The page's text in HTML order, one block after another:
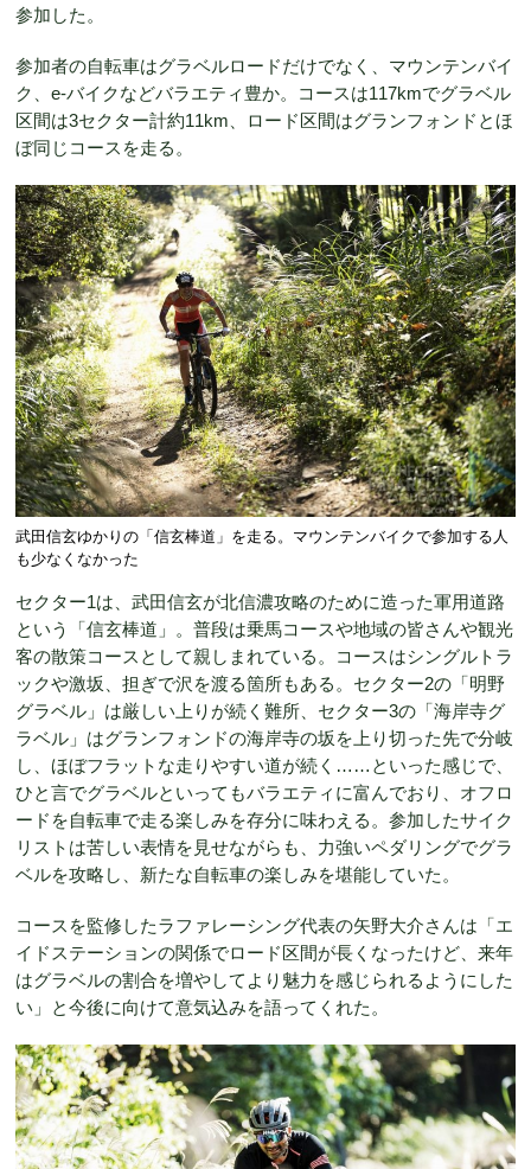
参加した。
参加者の自転車はグラベルロードだけでなく、マウンテンバイ
ク、e-バイクなどバラエティ豊か。コースは117kmでグラベル
区間は3セクター計約11km、ロード区間はグランフォンドとほ
ぼ同じコースを走る。
武田信玄ゆかりの「信玄棒道」を走る。マウンテンバイクで参加する人
も少なくなかった
セクター1は、武田信玄が北信濃攻略のために造った軍用道路
という「信玄棒道」。普段は乗馬コースや地域の皆さんや観光
客の散策コースとして親しまれている。コースはシングルトラ
ックや激坂、担ぎで沢を渡る箇所もある。セクター2の「明野
グラベル」は厳しい上りが続く難所、セクター3の「海岸寺グ
ラベル」はグランフォンドの海岸寺の坂を上り切った先で分岐
し、ほぼフラットな走りやすい道が続く……といった感じで、
ひと言でグラベルといってもバラエティに富んでおり、オフロ
ードを自転車で走る楽しみを存分に味わえる。参加したサイク
リストは苦しい表情を見せながらも、力強いペダリングでグラ
ベルを攻略し、新たな自転車の楽しみを堪能していた。
コースを監修したラファレーシング代表の矢野大介さんは「エ
イドステーションの関係でロード区間が長くなったけど、来年
はグラベルの割合を増やしてより魅力を感じられるようにした
い」と今後に向けて意気込みを語ってくれた。